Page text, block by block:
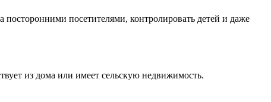
посетителями, контролировать детей и даже
из дома или имеет сельскую недвижимость.